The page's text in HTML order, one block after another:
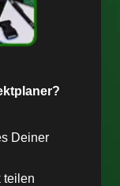
Deiner
teilen